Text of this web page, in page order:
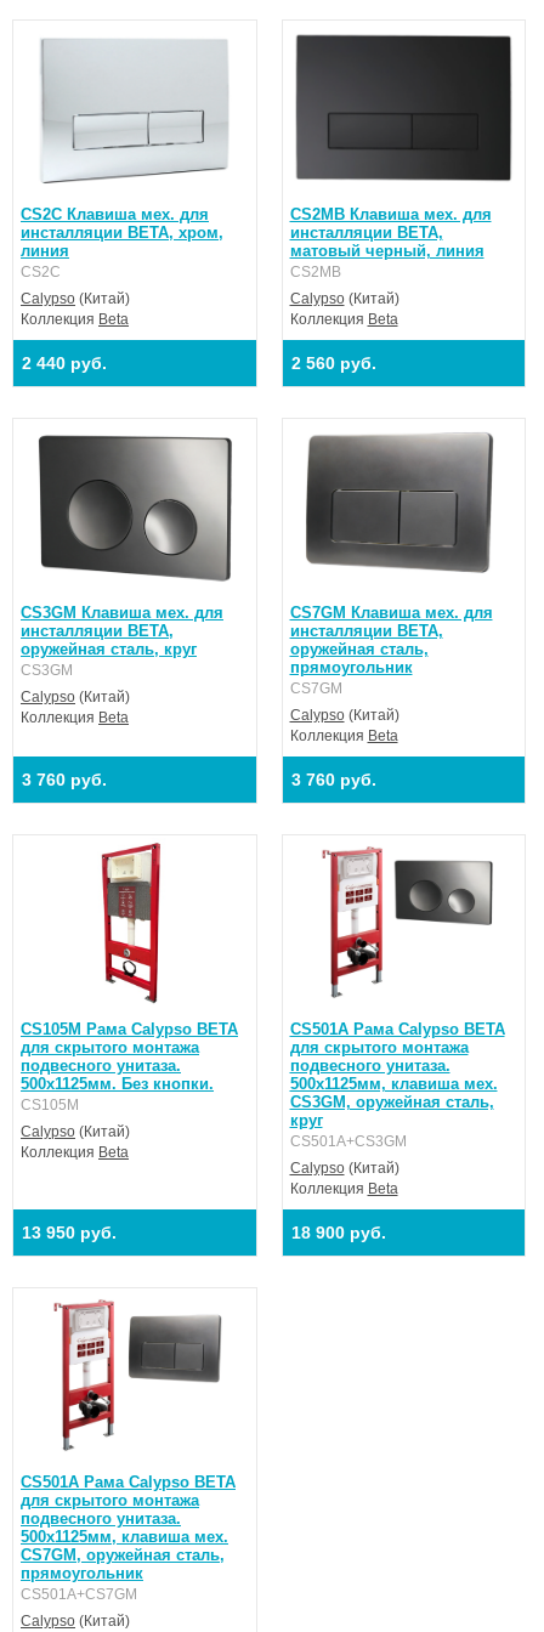
CS2C Клавиша мех. для
инсталляции BETA, хром,
линия
CS2C
Calypso (Китай)
Коллекция Beta
2 440 руб.
CS2MB Клавиша мех. для
инсталляции BETA,
матовый черный, линия
CS2MB
Calypso(Китай)
Коллекция Beta
2 560 руб.
CS3GM Клавиша мех. для
инсталляции BETA,
оружейная сталь, круг
CS3GM
Calypso (Китай)
Коллекция Beta
3 760 руб.
CS7GM Клавиша мех. для
инсталляции BETA,
оружейная сталь,
прямоугольник
CS7GM
Calypso(Китай)
Коллекция Beta
3 760 руб.
CS105M Рама Calypso BETA
для скрытого монтажа
подвесного унитаза.
500х1125мм. Без кнопки.
CS105M
Calypso (Китай)
Коллекция Beta
13 950 руб.
CS501A Рама Calypso BETA
для скрытого монтажа
подвесного унитаза.
500х1125мм, клавиша мех.
CS3GM, оружейная сталь,
круг
CS501A+CS3GM
Calypso(Китай)
Коллекция Beta
18 900 руб.
CS501A Рама Calypso BETA
для скрытого монтажа
подвесного унитаза.
500х1125мм, клавиша мех.
CS7GM, оружейная сталь,
прямоугольник
CS501A+CS7GM
Calypso (Китай)